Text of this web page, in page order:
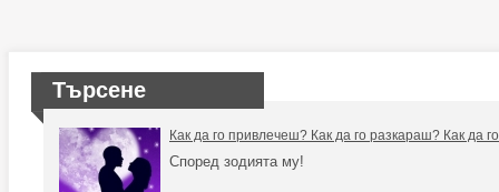
Търсене
Как да го привлечеш? Как да го разкараш? Как да
Според зодията му!